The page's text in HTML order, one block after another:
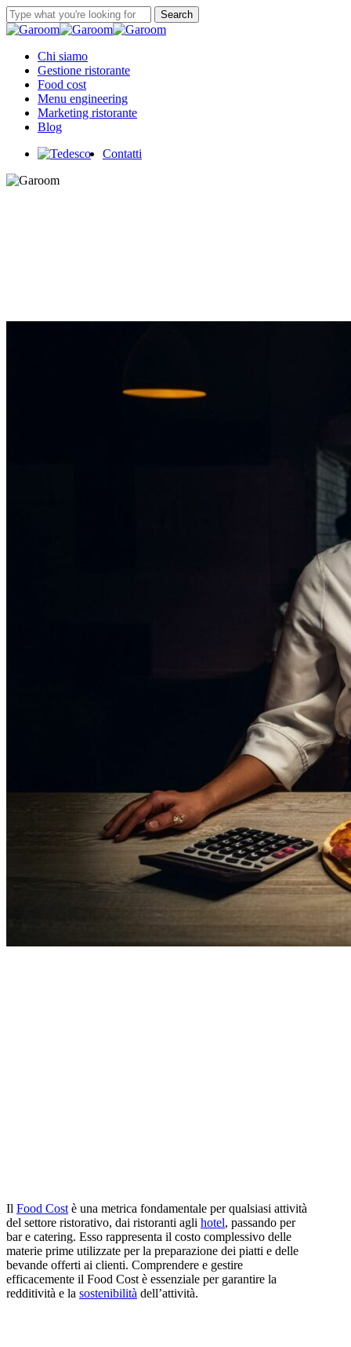
Skip
to
content
Search
Close
Menu
Chi siamo
Gestione ristorante
Food cost
Menu engineering
Marketing ristorante
Blog
Contatti
Il Food Cost è una metrica fondamentale per qualsiasi attività
del settore ristorativo, dai ristoranti agli hotel, passando per
bar e catering. Esso rappresenta il costo complessivo delle
materie prime utilizzate per la preparazione dei piatti e delle
bevande offerti ai clienti. Comprendere e gestire
efficacemente il Food Cost è essenziale per garantire la
redditività e la sostenibilità dell’attività.